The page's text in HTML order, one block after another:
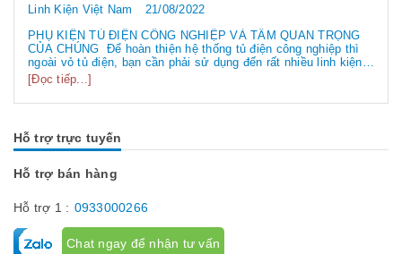
Linh Kiện Việt Nam
21/08/2022
PHỤ KIỆN TỦ ĐIỆN CÔNG NGHIỆP VÀ TẦM QUAN TRỌNG
CỦA CHÚNG Để hoàn thiện hệ thống tủ điện công nghiệp thì
ngoài vỏ tủ điện, bạn cần phải sử dụng đến rất nhiều linh kiện
tủ điện công nghiệp khác nhau. Vậy các loại phụ kiện tủ điện
công nghiệp bao gồm những gì? Chúng có tác dụng như thế
nào hãy...
[Đọc tiếp...]
Hỗ trợ trực tuyến
Hỗ trợ bán hàng
Hỗ trợ 1 : 0933000266
Chat ngay để nhận tư vấn